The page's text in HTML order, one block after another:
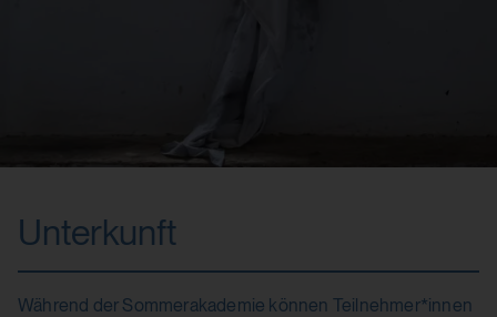
Unterkunft
Während der Sommerakademie können Teilnehmer*innen